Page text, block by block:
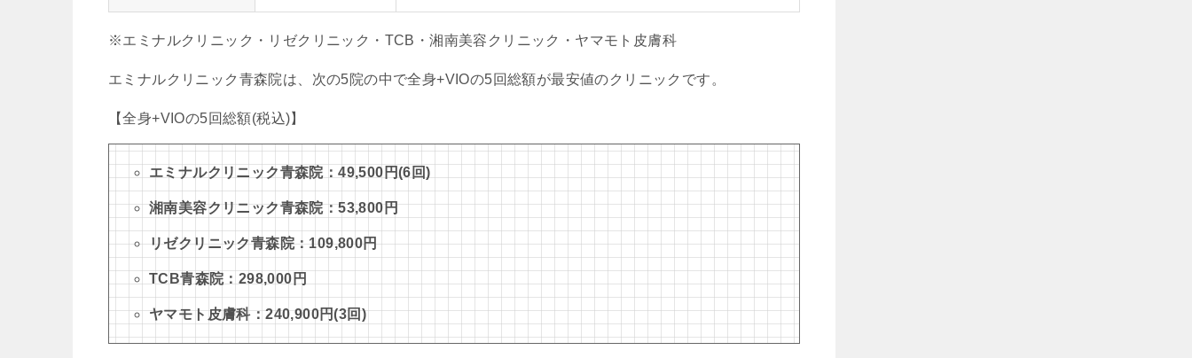
※エミナルクリニック・リゼクリニック・TCB・湘南美容クリニック・ヤマモト皮膚科
エミナルクリニック青森院は、次の5院の中で全身+VIOの5回総額が最安値のクリニックです。
【全身+VIOの5回総額(税込)】
エミナルクリニック青森院：49,500円(6回)
湘南美容クリニック青森院：53,800円
リゼクリニック青森院：109,800円
TCB青森院：298,000円
ヤマモト皮膚科：240,900円(3回)